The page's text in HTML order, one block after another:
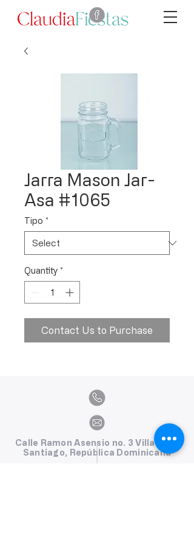
Jarra Mason Jar-
Asa #1065
Tipo *
Quantity *
Contact Us to Purchase
Calle Ramon Asensio no. 3 Villa Olga
Santiago, República Dominicana